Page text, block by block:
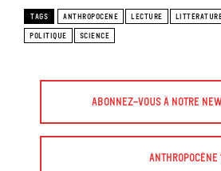
TAGS ANTHROPOCENE LECTURE
POLITIQUE
SCIENCE
Abonnez-vous à Notre
Anthropocène